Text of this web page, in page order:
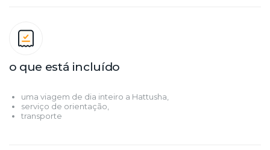
o que está incluído
uma viagem de dia inteiro a Hattusha,
serviço de orientação,
transporte